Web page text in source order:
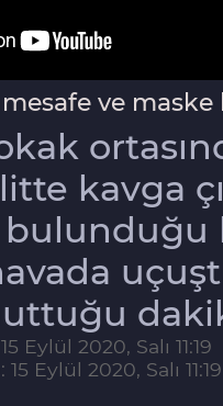
ve
kavga
Eylül 2020, Salı 11:19
Eylül 2020, Salı 11:19